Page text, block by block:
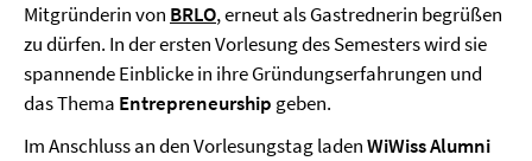
Mitgründerin von BRLO, erneut als Gastrednerin begrüßen
zu dürfen. In der ersten Vorlesung des Semesters wird sie
spannende Einblicke in ihre Gründungserfahrungen und
das Thema Entrepreneurship geben.
Im Anschluss an den Vorlesungstag ladenWiWiss Alumni